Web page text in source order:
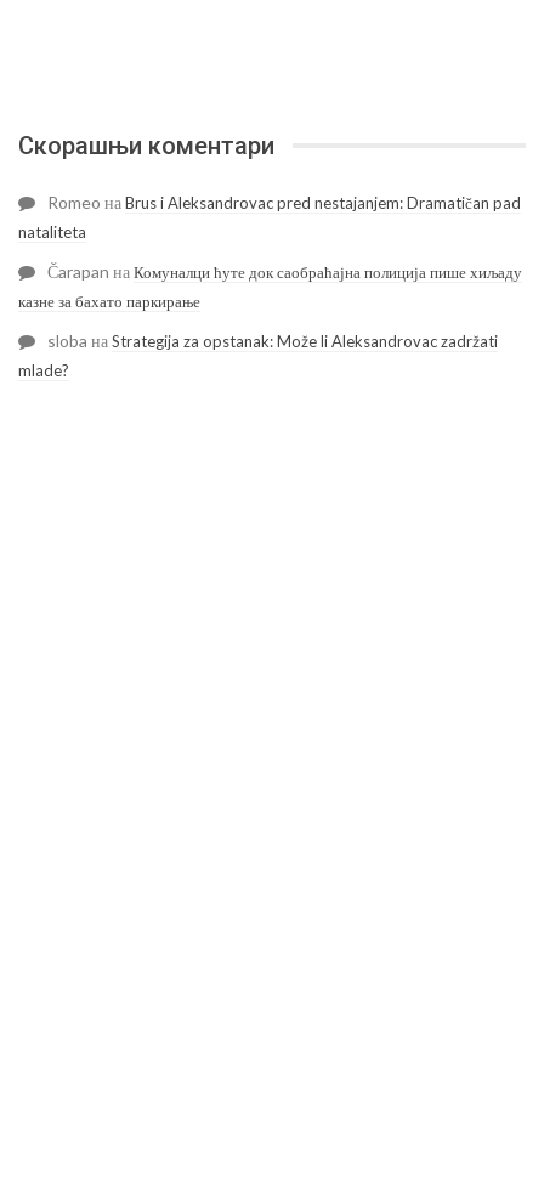
Скорашњи коментари
Romeo наBrus i Aleksandrovac pred nestajanjem: Dramatičan pad
nataliteta
Čarapan наКомуналци ћуте док саобраћајна полиција пише хиљаду
казне за бахато паркирање
sloba наStrategija za opstanak: Može li Aleksandrovac zadržati
mlade?